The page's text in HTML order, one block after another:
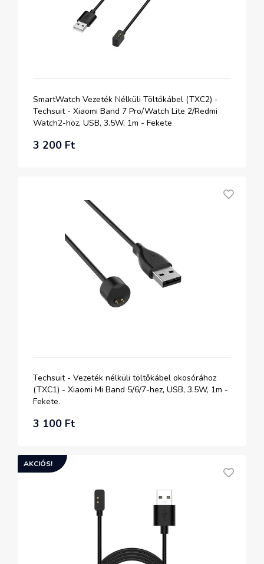
SmartWatch Vezeték Nélküli Töltőkábel (TXC2) -
Techsuit - Xiaomi Band 7 Pro/Watch Lite 2/Redmi
Watch2-höz, USB, 3.5W, 1m - Fekete
3 200 Ft
Techsuit - Vezeték nélküli töltőkábel okosórához
(TXC1) - Xiaomi Mi Band 5/6/7-hez, USB, 3.5W, 1m -
Fekete.
3 100 Ft
AKCIÓS!